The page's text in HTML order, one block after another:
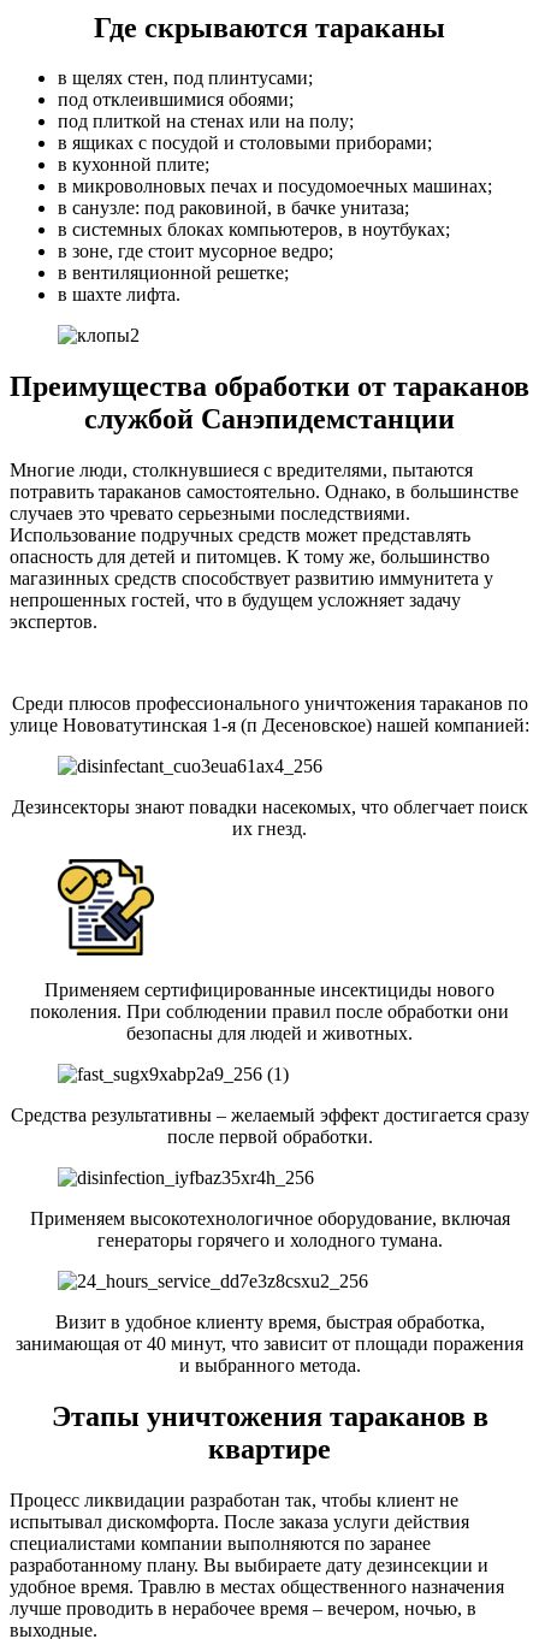
Где скрываются тараканы
в щелях стен, под плинтусами;
под отклеившимися обоями;
под плиткой на стенах или на полу;
в ящиках с посудой и столовыми приборами;
в кухонной плите;
в микроволновых печах и посудомоечных машинах;
в санузле: под раковиной, в бачке унитаза;
в системных блоках компьютеров, в ноутбуках;
в зоне, где стоит мусорное ведро;
в вентиляционной решетке;
в шахте лифта.
Преимущества обработки от тараканов
службой Санэпидемстанции
Многие люди, столкнувшиеся с вредителями, пытаются
потравить тараканов самостоятельно. Однако, в большинстве
случаев это чревато серьезными последствиями.
Использование подручных средств может представлять
опасность для детей и питомцев. К тому же, большинство
магазинных средств способствует развитию иммунитета у
непрошенных гостей, что в будущем усложняет задачу
экспертов.
Среди плюсов профессионального уничтожения тараканов по
улице Нововатутинская 1-я (п Десеновское) нашей компанией:
Дезинсекторы знают повадки насекомых, что облегчает поиск
их гнезд.
Применяем сертифицированные инсектициды нового
поколения. При соблюдении правил после обработки они
безопасны для людей и животных.
Средства результативны – желаемый эффект достигается сразу
после первой обработки.
Применяем высокотехнологичное оборудование, включая
генераторы горячего и холодного тумана.
Визит в удобное клиенту время, быстрая обработка,
занимающая от 40 минут, что зависит от площади поражения
и выбранного метода.
Этапы уничтожения тараканов в
квартире
Процесс ликвидации разработан так, чтобы клиент не
испытывал дискомфорта. После заказа услуги действия
специалистами компании выполняются по заранее
разработанному плану. Вы выбираете дату дезинсекции и
удобное время. Травлю в местах общественного назначения
лучше проводить в нерабочее время – вечером, ночью, в
выходные.